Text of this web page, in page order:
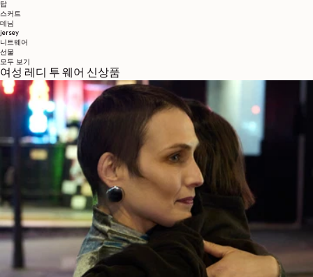
탑
스커트
데님
jersey
니트웨어
선물
모두 보기
여성 레디 투 웨어 신상품